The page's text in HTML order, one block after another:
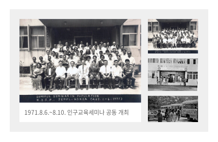
1971.8.6.~8.10. 인구교육세미나 공동 개최